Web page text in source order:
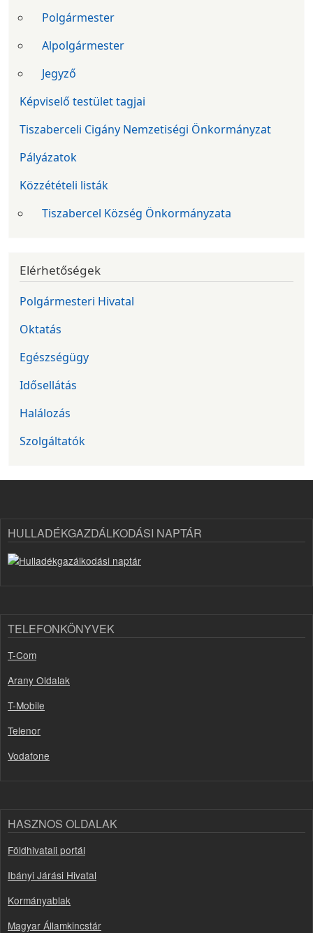
Polgármester
Alpolgármester
Jegyző
Képviselő testület tagjai
Tiszaberceli Cigány Nemzetiségi Önkormányzat
Pályázatok
Közzétételi listák
Tiszabercel Község Önkormányzata
Elérhetőségek
Polgármesteri Hivatal
Oktatás
Egészségügy
Idősellátás
Halálozás
Szolgáltatók
HULLADÉKGAZDÁLKODÁSI NAPTÁR
TELEFONKÖNYVEK
T-Com
Arany Oldalak
T-Mobile
Telenor
Vodafone
HASZNOS OLDALAK
Földhivatali portál
Ibányi Járási Hivatal
Kormányablak
Magyar Államkincstár